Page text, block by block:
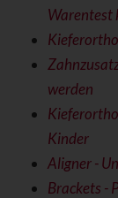
Warentest
werden
Kinder
Aligner -
Brackets -